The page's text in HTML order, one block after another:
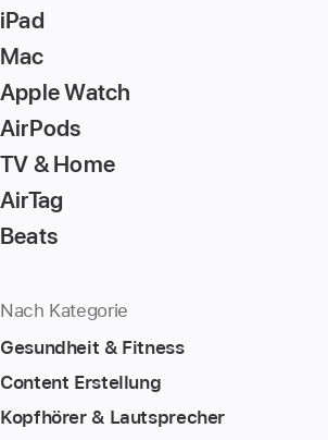
iPad
Mac
Apple Watch
AirPods
TV & Home
AirTag
Beats
Nach Kategorie
Gesundheit & Fitness
Content Erstellung
Kopfhörer & Lautsprecher